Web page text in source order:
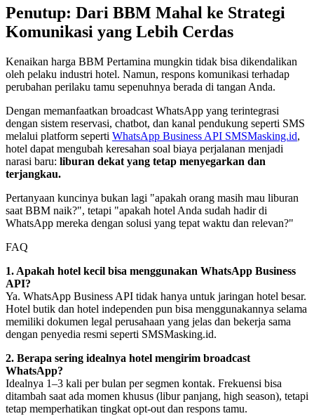
Penutup: Dari BBM Mahal ke Strategi
Komunikasi yang Lebih Cerdas
Kenaikan harga BBM Pertamina mungkin tidak bisa dikendalikan
oleh pelaku industri hotel. Namun, respons komunikasi terhadap
perubahan perilaku tamu sepenuhnya berada di tangan Anda.
Dengan memanfaatkan broadcast WhatsApp yang terintegrasi
dengan sistem reservasi, chatbot, dan kanal pendukung seperti SMS
melalui platform seperti WhatsApp Business API SMSMasking.id,
hotel dapat mengubah keresahan soal biaya perjalanan menjadi
narasi baru: liburan dekat yang tetap menyegarkan dan
terjangkau.
Pertanyaan kuncinya bukan lagi "apakah orang masih mau liburan
saat BBM naik?", tetapi "apakah hotel Anda sudah hadir di
WhatsApp mereka dengan solusi yang tepat waktu dan relevan?"
FAQ
1. Apakah hotel kecil bisa menggunakan WhatsApp Business
API?
Ya. WhatsApp Business API tidak hanya untuk jaringan hotel besar.
Hotel butik dan hotel independen pun bisa menggunakannya selama
memiliki dokumen legal perusahaan yang jelas dan bekerja sama
dengan penyedia resmi seperti SMSMasking.id.
2. Berapa sering idealnya hotel mengirim broadcast
WhatsApp?
Idealnya 1–3 kali per bulan per segmen kontak. Frekuensi bisa
ditambah saat ada momen khusus (libur panjang, high season), tetapi
tetap memperhatikan tingkat opt-out dan respons tamu.